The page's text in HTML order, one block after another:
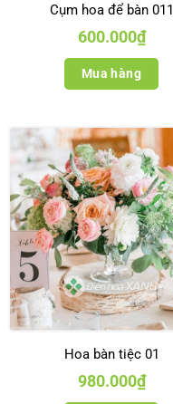
Cụm hoa để bàn 011
600.000₫
Mua hàng
Hoa bàn tiệc 01
980.000₫